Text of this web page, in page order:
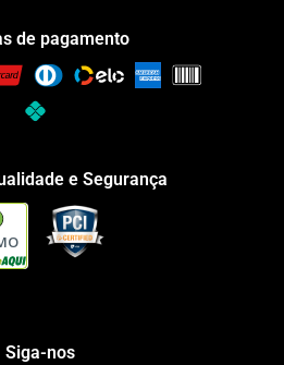
de pagamento
e Segurança
Siga-nos